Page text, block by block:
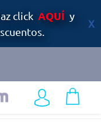
click AQUÍ y